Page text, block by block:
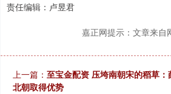
责任编辑：卢昱君
嘉正网提示：文章来自
上一篇： 至宝金配资 压垮南朝宋的稻草：
北朝取得优势